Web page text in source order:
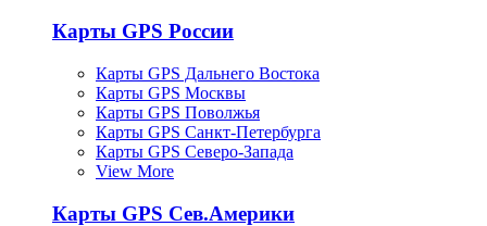
Карты GPS России
Карты GPS Дальнего Востока
Карты GPS Москвы
Карты GPS Поволжья
Карты GPS Санкт-Петербурга
Карты GPS Северо-Запада
View More
Карты GPS Сев.Америки